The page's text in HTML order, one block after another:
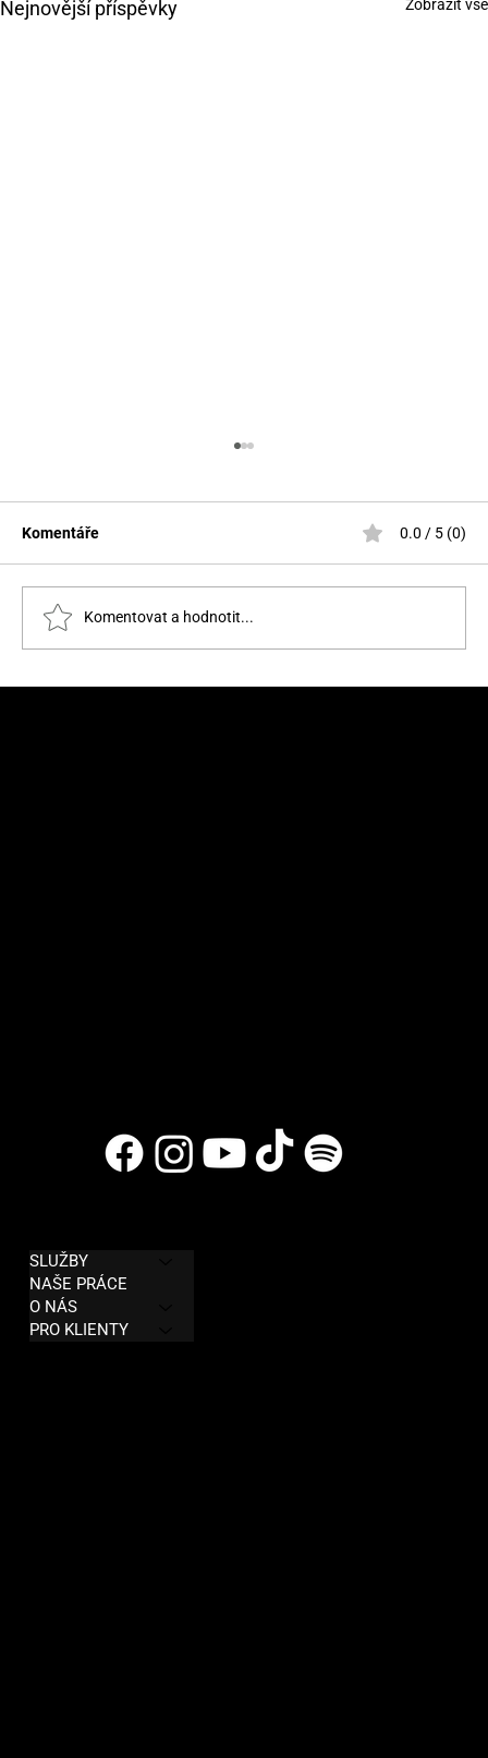
Nejnovější příspěvky Zobrazit vše
Komentáře 0.0 / 5 (0)
Komentovat a hodnotit...
SLUŽBY
NAŠE PRÁCE
O NÁS
PRO KLIENTY